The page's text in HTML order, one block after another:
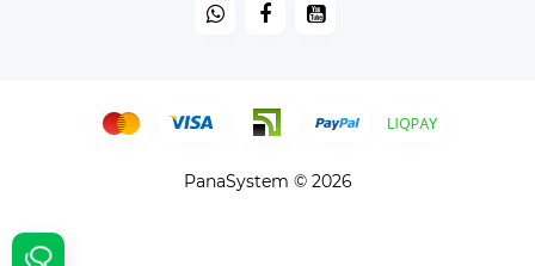
PanaSystem © 2026